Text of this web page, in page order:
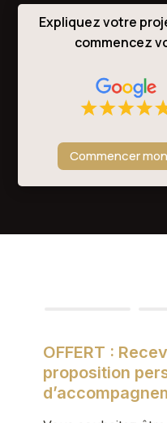
Expliquez votre
commencez
Commencer